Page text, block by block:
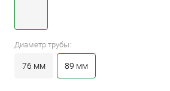
Диаметр трубы:
76 мм 89 мм